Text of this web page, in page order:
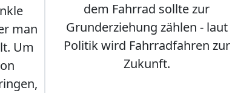
man
Um
dem Fahrrad sollte zur
Grunderziehung zählen - laut
Politik wird Fahrradfahren zur
Zukunft.